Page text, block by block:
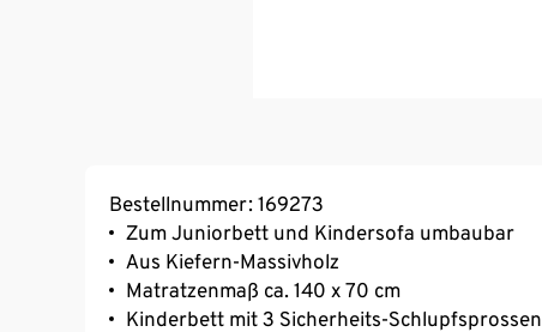
Bestellnummer: 169273
Zum Juniorbett und Kindersofa umbaubar
Aus Kiefern-Massivholz
Matratzenmaß ca. 140 x 70 cm
Kinderbett mit 3 Sicherheits-Schlupfsprossen